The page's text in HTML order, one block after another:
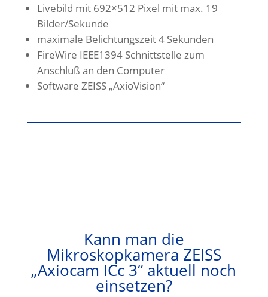
Livebild mit 692×512 Pixel mit max. 19
Bilder/Sekunde
maximale Belichtungszeit 4 Sekunden
FireWire IEEE1394 Schnittstelle zum
Anschluß an den Computer
Software ZEISS „AxioVision“
Kann man die
Mikroskopkamera ZEISS
„Axiocam ICc 3“ aktuell noch
einsetzen?